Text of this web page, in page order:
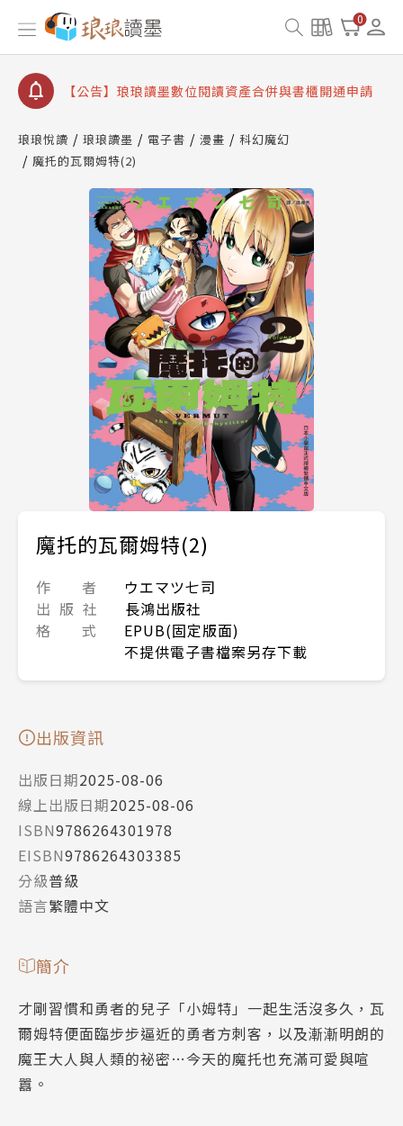
0
查詢
【公告】因 Readmoo 讀墨系統維護中，本站同步暫
停部分閱讀服務
【公告】琅琅讀墨 3 分鐘完成書櫃開通與資產合併申
請圖文教學
【公告】琅琅書店服務升級重要說明及資產合併結果
查詢
【公告】因 Readmoo 讀墨系統維護中，本站同步暫
停部分閱讀服務
琅琅悅讀 琅琅讀墨 電子書 漫畫
科幻魔幻
魔托的瓦爾姆特(2)
魔托的瓦爾姆特(2)
作 者
ウエマツ七司
出 版 社
長鴻出版社
格 式
EPUB(固定版面)
不提供電子書檔案另存下載
出版資訊
出版日期2025-08-06
線上出版日期2025-08-06
ISBN9786264301978
EISBN9786264303385
分級普級
語言繁體中文
簡介
才剛習慣和勇者的兒子「小姆特」一起生活沒多久，瓦
爾姆特便面臨步步逼近的勇者方刺客，以及漸漸明朗的
魔王大人與人類的祕密…今天的魔托也充滿可愛與喧
囂。